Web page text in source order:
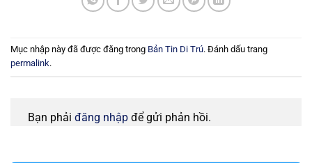
Mục nhập này đã được đăng trong Bản Tin Di Trú. Đánh dấu trang
permalink.
Bạn phải đăng nhập để gửi phản hồi.